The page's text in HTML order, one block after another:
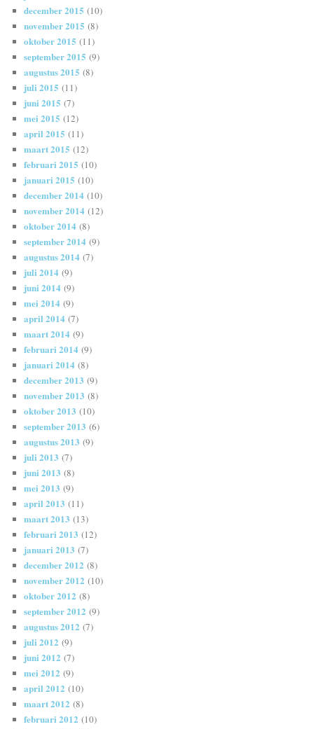
december 2015 (10)
november 2015 (8)
oktober 2015 (11)
september 2015 (9)
augustus 2015 (8)
juli 2015 (11)
juni 2015 (7)
mei 2015 (12)
april 2015 (11)
maart 2015 (12)
februari 2015 (10)
januari 2015 (10)
december 2014 (10)
november 2014 (12)
oktober 2014 (8)
september 2014 (9)
augustus 2014 (7)
juli 2014 (9)
juni 2014 (9)
mei 2014 (9)
april 2014 (7)
maart 2014 (9)
februari 2014 (9)
januari 2014 (8)
december 2013 (9)
november 2013 (8)
oktober 2013 (10)
september 2013 (6)
augustus 2013 (9)
juli 2013 (7)
juni 2013 (8)
mei 2013 (9)
april 2013 (11)
maart 2013 (13)
februari 2013 (12)
januari 2013 (7)
december 2012 (8)
november 2012 (10)
oktober 2012 (8)
september 2012 (9)
augustus 2012 (7)
juli 2012 (9)
juni 2012 (7)
mei 2012 (9)
april 2012 (10)
maart 2012 (8)
februari 2012 (10)